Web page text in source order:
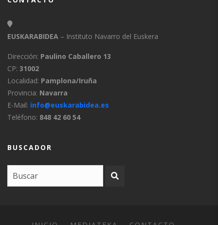
EUSKARABIDEA – Instituto Navarro del Euskera
Dirección: Paulino Caballero 13
CP: 31002
Localidad: Pamplona/Iruña
Provincia: Navarra
E-Mail: info@euskarabidea.es
Teléfono: 848 42 60 54
BUSCADOR